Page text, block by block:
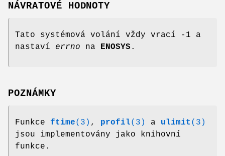
NÁVRATOVÉ HODNOTY
Tato systémová volání vždy vrací -1 a
nastaví errno na ENOSYS .
POZNÁMKY
Funkce ftime(3) , profil(3) a ulimit (3)
jsou implementovány jako knihovní
funkce.